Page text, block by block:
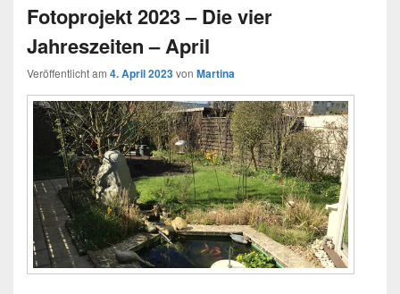
Fotoprojekt 2023 – Die vier
Jahreszeiten – April
Veröffentlicht am 4. April 2023von Martina